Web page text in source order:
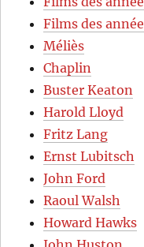
Films des
Méliès
Chaplin
Buster Keaton
Harold Lloyd
Fritz Lang
Ernst Lubitsch
John Ford
Raoul Walsh
Howard Hawks